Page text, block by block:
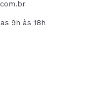
9h às 18h